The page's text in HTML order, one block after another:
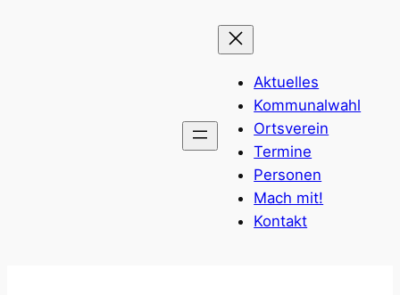
Aktuelles
Kommunalwahl
Ortsverein
Termine
Personen
Mach mit!
Kontakt